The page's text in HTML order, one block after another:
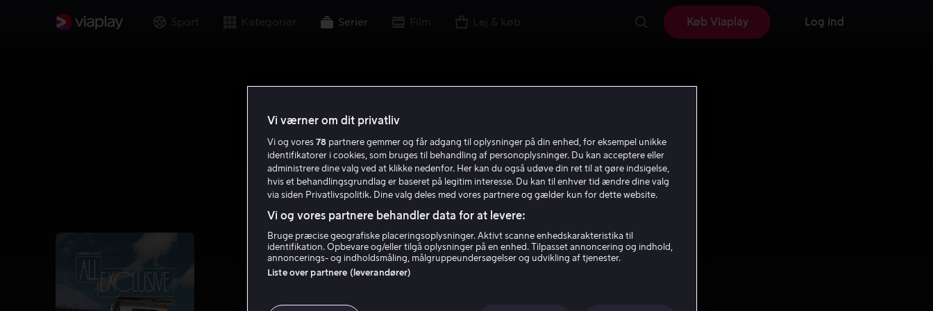
Sport Kategorier Serier Film Lej & køb Køb Viaplay Log ind
Vi værner om dit privatliv
Vi og vores 78 partnere gemmer og får adgang til oplysninger på din enhed, for eksempel unikke
identifikatorer i cookies, som bruges til behandling af personoplysninger. Du kan acceptere eller
administrere dine valg ved at klikke nedenfor. Her kan du også udøve din ret til at gøre indsigelse,
hvis et behandlingsgrundlag er baseret på legitim interesse. Du kan til enhver tid ændre dine valg
via siden Privatlivspolitik. Dine valg deles med vores partnere og gælder kun for dette website.
Vi og vores partnere behandler data for at levere:
Bruge præcise geografiske placeringsoplysninger. Aktivt scanne enhedskarakteristika til
identifikation. Opbevare og/eller tilgå oplysninger på en enhed. Tilpasset annoncering og indhold,
annoncerings- og indholdsmåling, målgruppeundersøgelser og udvikling af tjenester.
Liste over partnere (leverandører)